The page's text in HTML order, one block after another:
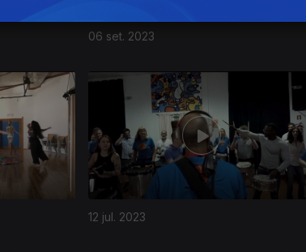
06 set. 2023
12 jul. 2023